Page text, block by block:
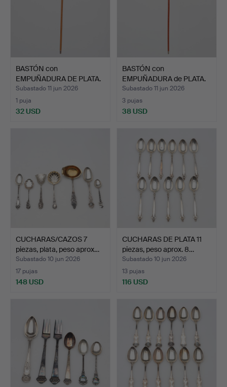
BASTÓN con
EMPUÑADURA DE PLATA.
Subastado 11 jun 2026
1 puja
32 USD
BASTÓN con
EMPUÑADURA de PLATA.
Subastado 11 jun 2026
3 pujas
38 USD
CUCHARAS/CAZOS 7
piezas, plata, peso aprox…
Subastado 10 jun 2026
17 pujas
148 USD
CUCHARAS DE PLATA 11
piezas, peso aprox. 8…
Subastado 10 jun 2026
13 pujas
116 USD